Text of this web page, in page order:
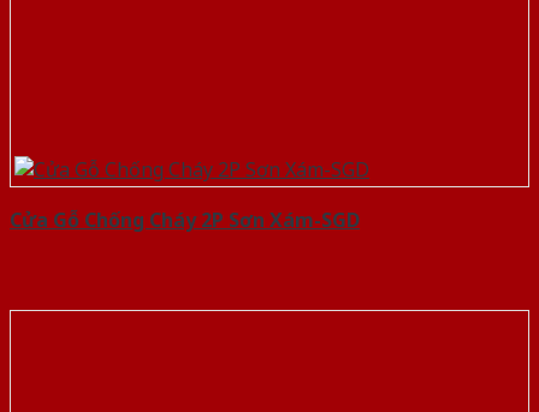
Cửa Gỗ Chống Cháy 2P Sơn Xám-SGD